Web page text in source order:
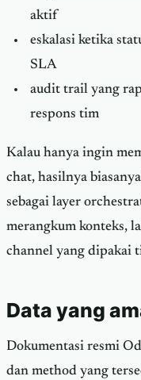
aktif
eskalasi ketika
SLA
audit trail yang
respons tim
Kalau hanya ingin
chat, hasilnya
sebagai layer
merangkum konteks,
channel yang dipakai
Data yang
Dokumentasi resmi
dan method yang